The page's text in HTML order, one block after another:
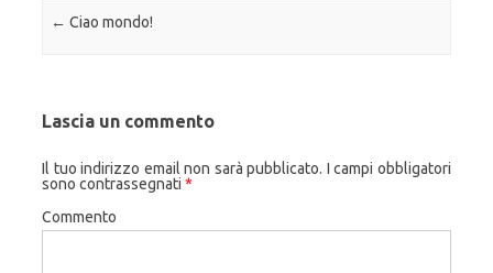
Navigazione articolo
← Ciao mondo!
Lascia un commento
Il tuo indirizzo email non sarà pubblicato. I campi obbligatori
sono contrassegnati *
Commento